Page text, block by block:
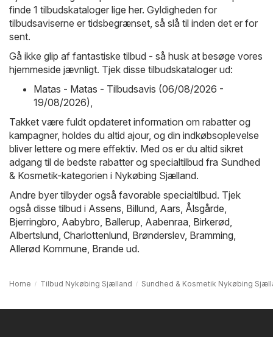
finde 1 tilbudskataloger lige her. Gyldigheden for
tilbudsaviserne er tidsbegrænset, så slå til inden det er for
sent.
Gå ikke glip af fantastiske tilbud - så husk at besøge vores
hjemmeside jævnligt. Tjek disse tilbudskataloger ud:
Matas - Matas - Tilbudsavis (06/08/2026 -
19/08/2026)
Takket være fuldt opdateret information om rabatter og
kampagner, holdes du altid ajour, og din indkøbsoplevelse
bliver lettere og mere effektiv. Med os er du altid sikret
adgang til de bedste rabatter og specialtilbud fra Sundhed
& Kosmetik-kategorien i Nykøbing Sjælland.
Andre byer tilbyder også favorable specialtilbud. Tjek
også disse tilbud i Assens Billund Aars Ålsgårde
Bjerringbro Aabybro Ballerup Aabenraa Birkerød
Albertslund Charlottenlund Brønderslev, Bramming
Allerød Kommune Brande ud.
Home Tilbud Nykøbing Sjælland Sundhed & Kosmetik Nykøbing